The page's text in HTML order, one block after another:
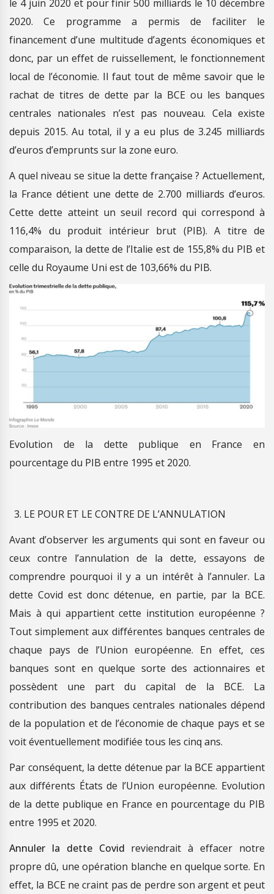
le 4 juin 2020 et pour finir 500 milliards le 10 décembre
2020. Ce programme a permis de faciliter le
financement d’une multitude d’agents économiques et
donc, par un effet de ruissellement, le fonctionnement
local de l’économie. Il faut tout de même savoir que le
rachat de titres de dette par la BCE ou les banques
centrales nationales n’est pas nouveau. Cela existe
depuis 2015. Au total, il y a eu plus de 3.245 milliards
d’euros d’emprunts sur la zone euro.
A quel niveau se situe la dette française ? Actuellement,
la France détient une dette de 2.700 milliards d’euros.
Cette dette atteint un seuil record qui correspond à
116,4% du produit intérieur brut (PIB). A titre de
comparaison, la dette de l’Italie est de 155,8% du PIB et
celle du Royaume Uni est de 103,66% du PIB.
Evolution de la dette publique en France en
pourcentage du PIB entre 1995 et 2020.
LE POUR ET LE CONTRE DE L’ANNULATION
Avant d’observer les arguments qui sont en faveur ou
ceux contre l’annulation de la dette, essayons de
comprendre pourquoi il y a un intérêt à l’annuler. La
dette Covid est donc détenue, en partie, par la BCE.
Mais à qui appartient cette institution européenne ?
Tout simplement aux différentes banques centrales de
chaque pays de l’Union européenne. En effet, ces
banques sont en quelque sorte des actionnaires et
possèdent une part du capital de la BCE. La
contribution des banques centrales nationales dépend
de la population et de l’économie de chaque pays et se
voit éventuellement modifiée tous les cinq ans.
Par conséquent, la dette détenue par la BCE appartient
aux différents États de l’Union européenne. Evolution
de la dette publique en France en pourcentage du PIB
entre 1995 et 2020.
Annuler la dette Covid reviendrait à effacer notre
propre dû, une opération blanche en quelque sorte. En
effet, la BCE ne craint pas de perdre son argent et peut